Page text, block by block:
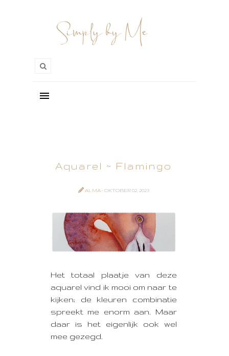
Aquarel ~ Flamingo
ALMA - OKTOBER 02, 2023
Het totaal plaatje van deze
aquarel vind ik mooi om naar te
kijken; de kleuren combinatie
spreekt me enorm aan. Maar
daar is het eigenlijk ook wel
mee gezegd.